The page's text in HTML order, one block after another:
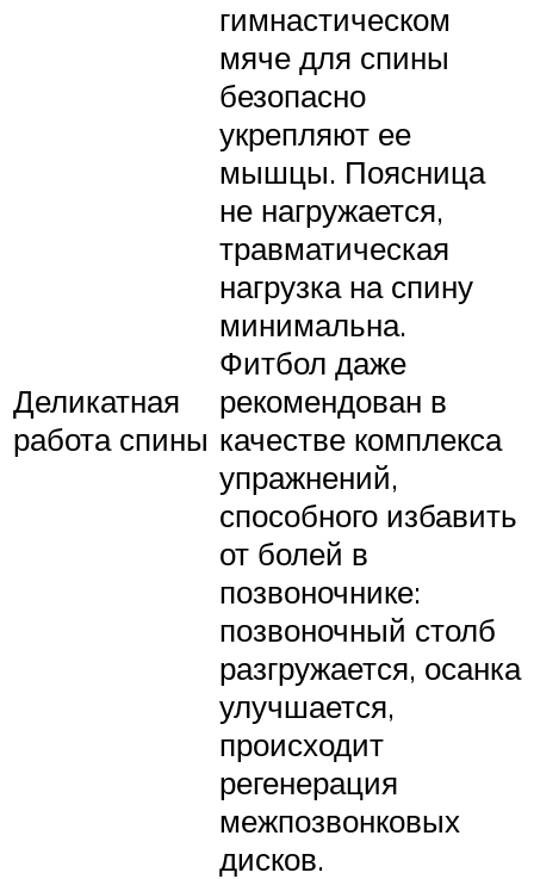
Деликатная
работа спины
гимнастическом
мяче для спины
безопасно
укрепляют ее
мышцы. Поясница
не нагружается,
травматическая
нагрузка на спину
минимальна.
Фитбол даже
рекомендован в
качестве комплекса
упражнений,
способного избавить
от болей в
позвоночнике:
позвоночный столб
разгружается, осанка
улучшается,
происходит
регенерация
межпозвонковых
дисков.